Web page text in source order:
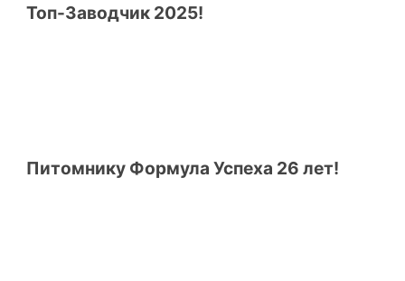
Топ-Заводчик 2025!
Питомнику Формула Успеха 26 лет!